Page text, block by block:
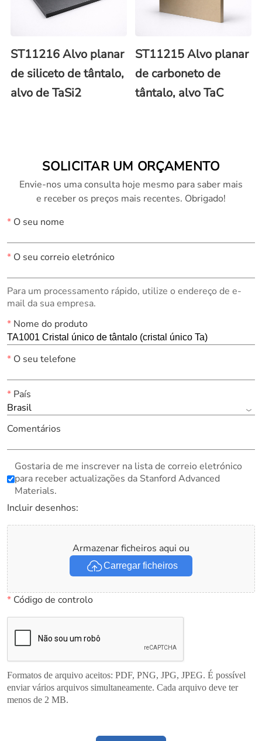
ST11216 Alvo planar
de siliceto de tântalo,
alvo de TaSi2
ST11215 Alvo planar
de carboneto de
tântalo, alvo TaC
SOLICITAR UM ORÇAMENTO
Envie-nos uma consulta hoje mesmo para saber mais
e receber os preços mais recentes. Obrigado!
*O seu nome
*O seu correio eletrónico
Para um processamento rápido, utilize o endereço de e-
mail da sua empresa.
*Nome do produto
*O seu telefone
*País
Brasil
Comentários
Gostaria de me inscrever na lista de correio eletrónico
para receber actualizações da Stanford Advanced
Materials.
Incluir desenhos:
Armazenar ficheiros aqui ou
Carregar ficheiros
*Código de controlo
Formatos de arquivo aceitos: PDF, PNG, JPG, JPEG. É possível
enviar vários arquivos simultaneamente. Cada arquivo deve ter
menos de 2 MB.